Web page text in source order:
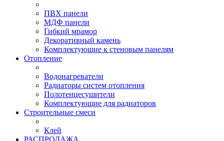
ПВХ панели
МДФ панели
Гибкий мрамор
Декоративный камень
Комплектующие к стеновым панелям
Отопление
Водонагреватели
Радиаторы систем отопления
Полотенцесушители
Комплектующие для радиаторов
Строительные смеси
Клей
РАСПРОДАЖА